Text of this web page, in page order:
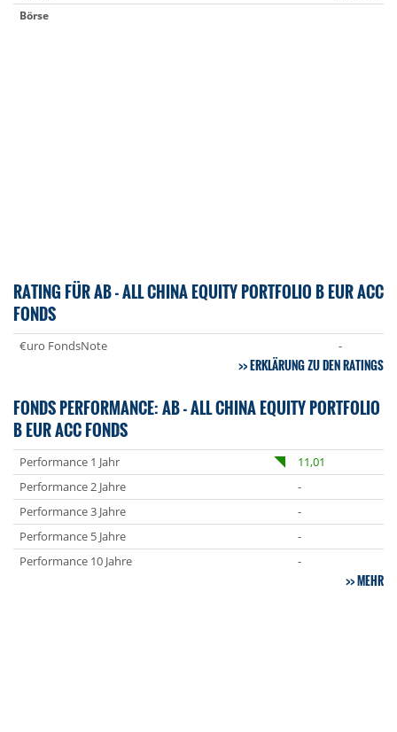
Börse
RATING FÜR AB - ALL CHINA EQUITY PORTFOLIO B EUR ACC
FONDS
€uro FondsNote -
ERKLÄRUNG ZU DEN RATINGS
FONDS PERFORMANCE: AB - ALL CHINA EQUITY PORTFOLIO
B EUR ACC FONDS
Performance 1 Jahr
11,01
Performance 2 Jahre
-
Performance 3 Jahre
-
Performance 5 Jahre
-
Performance 10 Jahre
-
MEHR